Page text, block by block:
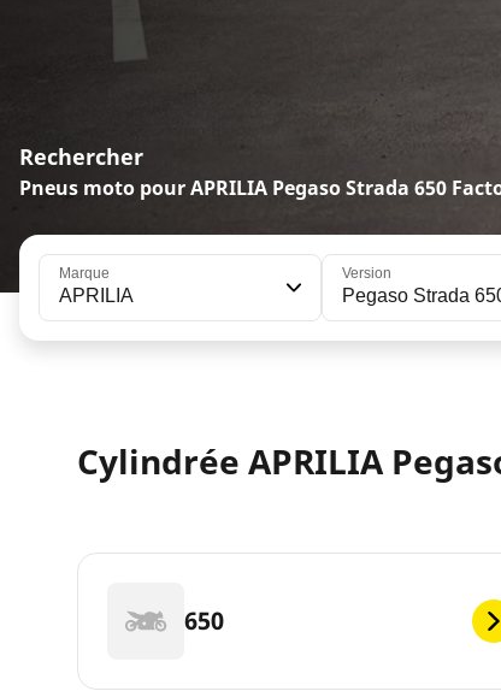
Rechercher
Pneus moto pour APRILIA Pegaso Strada 650
Marque
APRILIA
Version
Pegaso Strada
Cylindrée APRILIA
650